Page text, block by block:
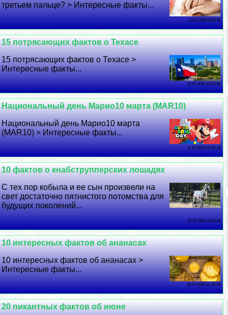
третьем пальце? > Интересные факты...
13 07 2026 8:25:36
15 потрясающих фактов о Техасе
15 потрясающих фактов о Техасе >
Интересные факты...
12 07 2026 14:33:50
Национальный день Марио10 марта (MAR10)
Национальный день Марио10 марта
(MAR10) > Интересные факты...
11 07 2026 22:58:34
10 фактов о кнабструпперских лошадях
С тех пор кобыла и ее сын произвели на
свет достаточно пятнистого потомства для
будущих поколений...
10 07 2026 11:10:46
10 интересных фактов об ананасах
10 интересных фактов об ананасах >
Интересные факты...
09 07 2026 21:30:35
20 пикантных фактов об июне